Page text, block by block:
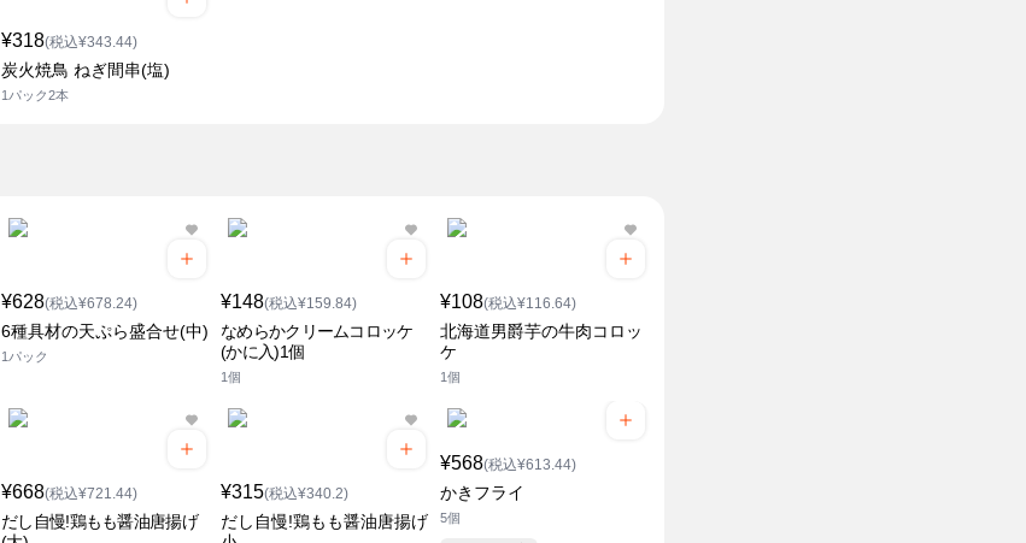
¥318(税込¥343.44)
炭火焼鳥 ねぎ間串(塩)
1パック2本
¥628(税込¥678.24)
6種具材の天ぷら盛合せ(中)
1パック
¥148(税込¥159.84)
なめらかクリームコロッケ
(かに入)1個
1個
¥108(税込¥116.64)
北海道男爵芋の牛肉コロッ
ケ
1個
¥668(税込¥721.44)
だし自慢!鶏もも醤油唐揚げ
¥315(税込¥340.2)
だし自慢!鶏もも醤油唐揚げ
¥568(税込¥613.44)
かきフライ
5個